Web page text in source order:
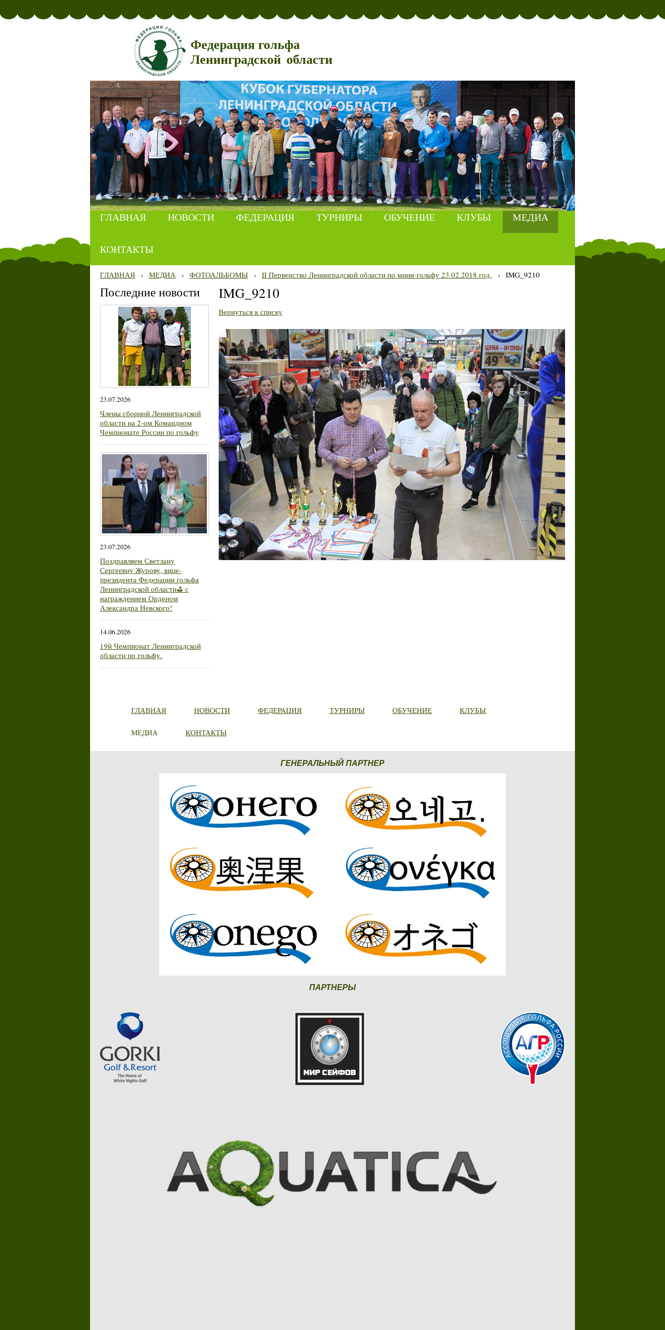
Федерация гольфа
Ленинградской области
ГЛАВНАЯ НОВОСТИ ФЕДЕРАЦИЯ ТУРНИРЫ ОБУЧЕНИЕ КЛУБЫ МЕДИА
КОНТАКТЫ
ГЛАВНАЯ › МЕДИА › ФОТОАЛЬБОМЫ › II Первенство Ленинградской области по мини-гольфу 23.02.2018 год. › IMG_9210
Последние новости
23.07.2026
Члены сборной Ленинградской
области на 2-ом Командном
Чемпионате России по гольфу
23.07.2026
Поздравляем Светлану
Сергеевну Журову, вице-
президента Федерации гольфа
Ленинградской области⛳ с
награждением Орденом
Александра Невского!
14.06.2026
19й Чемпионат Ленинградской
области по гольфу.
IMG_9210
Вернуться к списку
ГЛАВНАЯ НОВОСТИ ФЕДЕРАЦИЯ ТУРНИРЫ ОБУЧЕНИЕ КЛУБЫ
МЕДИА КОНТАКТЫ
ГЕНЕРАЛЬНЫЙ ПАРТНЕР
ПАРТНЕРЫ